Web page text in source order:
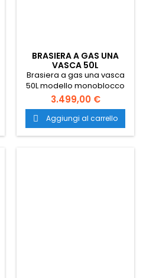
BRASIERA A GAS UNA
VASCA 50L
Brasiera a gas una vasca
50L modello monoblocco
dimensioni 80x71,4x85 cm e
vasca 71x48x15 cm. Dotato
di un bruciatore da 13,5 kW
e piano di lavoro acciaio
inox AISI 304. Trasporto
3.499,00 €
 Aggiungi al carrello